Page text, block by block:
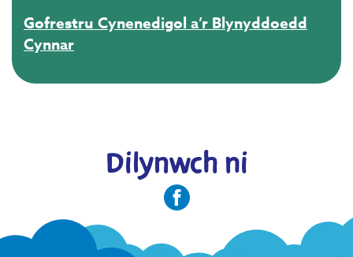
Gofrestru Cynenedigol a’r Blynyddoedd
Cynnar
Dilynwch ni